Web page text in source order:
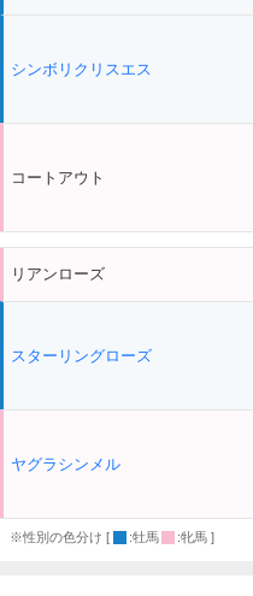
シンボリクリスエス
コートアウト
リアンローズ
スターリングローズ
ヤグラシンメル
※性別の色分け [ :牡馬 :牝馬 ]